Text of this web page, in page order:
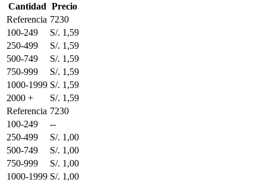
Cantidad Precio
Referencia 7230
100-249
S/. 1,59
250-499
S/. 1,59
500-749
S/. 1,59
750-999
S/. 1,59
1000-1999 S/. 1,59
2000 +
S/. 1,59
Referencia 7230
100-249
--
250-499
S/. 1,00
500-749
S/. 1,00
750-999
S/. 1,00
1000-1999 S/. 1,00